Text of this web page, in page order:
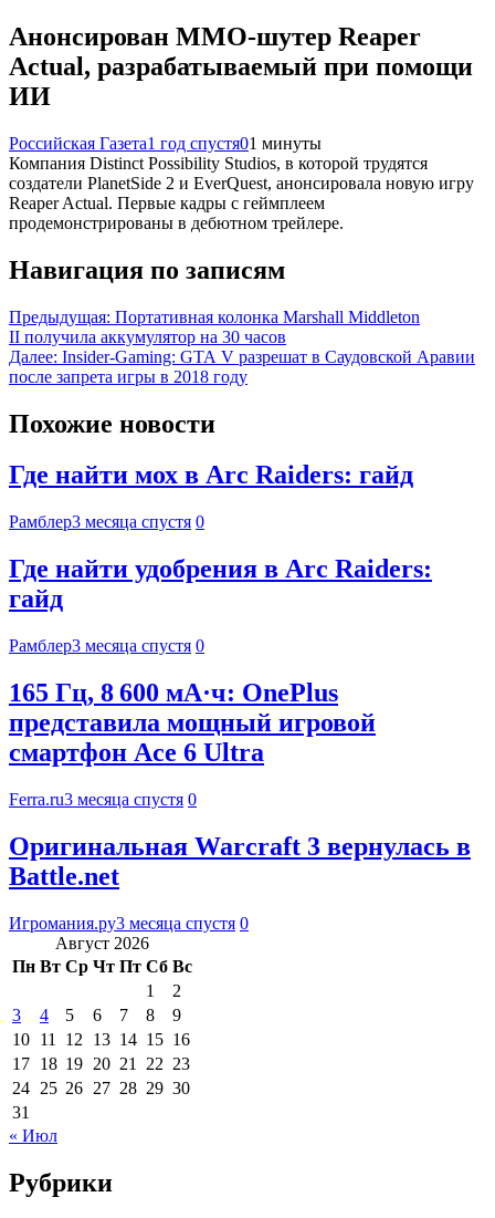
Анонсирован MMO-шутер Reaper
Actual, разрабатываемый при помощи
ИИ
Российская Газета1 год спустя01 минуты
Компания Distinct Possibility Studios, в которой трудятся
создатели PlanetSide 2 и EverQuest, анонсировала новую игру
Reaper Actual. Первые кадры с геймплеем
продемонстрированы в дебютном трейлере.
Навигация по записям
Предыдущая: Портативная колонка Marshall Middleton
II получила аккумулятор на 30 часов
Далее: Insider-Gaming: GTA V разрешат в Саудовской Аравии
после запрета игры в 2018 году
Похожие новости
Где найти мох в Arc Raiders: гайд
Рамблер3 месяца спустя 0
Где найти удобрения в Arc Raiders:
гайд
Рамблер3 месяца спустя 0
165 Гц, 8 600 мА·ч: OnePlus
представила мощный игровой
смартфон Ace 6 Ultra
Ferra.ru3 месяца спустя 0
Оригинальная Warcraft 3 вернулась в
Battle.net
Игромания.ру3 месяца спустя 0
Август 2026
Пн Вт Ср Чт Пт Сб Вс
1
2
3
4 5 6 7 8
9
10 11 12 13 14 15 16
17 18 19 20 21 22 23
24 25 26 27 28 29 30
31
« Июл
Рубрики